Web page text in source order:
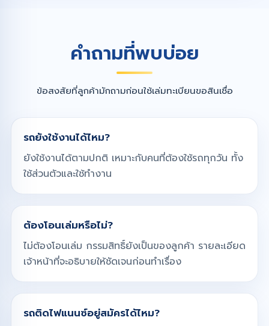
คำถามที่พบบ่อย
ข้อสงสัยที่ลูกค้ามักถามก่อนใช้เล่มทะเบียนขอสินเชื่อ
รถยังใช้งานได้ไหม?
ยังใช้งานได้ตามปกติ เหมาะกับคนที่ต้องใช้รถทุกวัน ทั้ง
ใช้ส่วนตัวและใช้ทำงาน
ต้องโอนเล่มหรือไม่?
ไม่ต้องโอนเล่ม กรรมสิทธิ์ยังเป็นของลูกค้า รายละเอียด
เจ้าหน้าที่จะอธิบายให้ชัดเจนก่อนทำเรื่อง
รถติดไฟแนนซ์อยู่สมัครได้ไหม?